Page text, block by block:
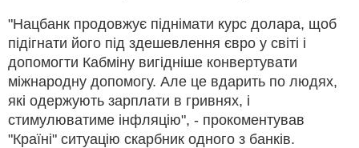
"Нацбанк продовжує піднімати курс долара, щоб
підігнати його під здешевлення євро у світі і
допомогти Кабміну вигідніше конвертувати
міжнародну допомогу. Але це вдарить по людях,
які одержують зарплати в гривнях, і
стимулюватиме інфляцію", - прокоментував
"Країні" ситуацію скарбник одного з банків.